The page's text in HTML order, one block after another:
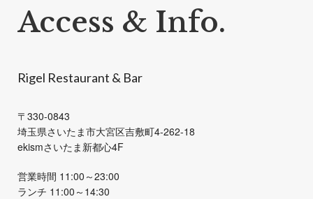
イ
ン
ナ
Access & Info.
Rigel Restaurant & Bar
〒330-0843
埼玉県さいたま市大宮区吉敷町4-262-18
ekismさいたま新都心4F
営業時間 11:00～23:00
ランチ 11:00～14:30